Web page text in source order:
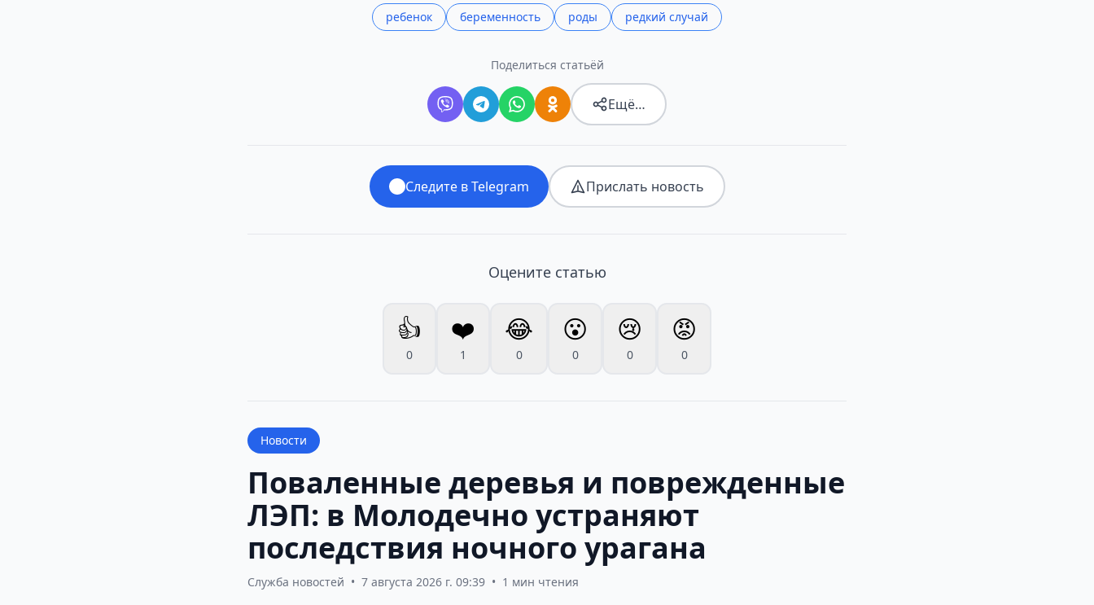
ребенок беременность роды редкий случай
Поделиться статьёй
Ещё…
Следите в Telegram Прислать новость
Оцените статью
👍
0
❤️
1
😂
0
😮
0
😢
0
😡
0
Новости
Поваленные деревья и поврежденные
ЛЭП: в Молодечно устраняют
последствия ночного урагана
Служба новостей • 7 августа 2026 г. 09:39 • 1 мин чтения